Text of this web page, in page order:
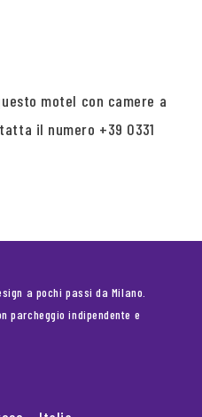
motel con camere a
il numero +39 0331
a pochi passi da Milano.
parcheggio indipendente e